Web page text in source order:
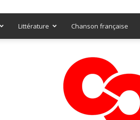
Littérature Chanson française